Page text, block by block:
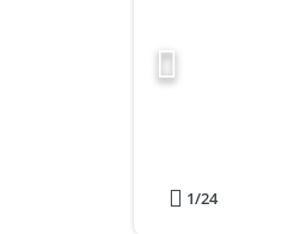
1/24